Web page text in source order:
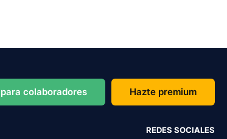
colaboradores Hazte premium
REDES SOCIALES